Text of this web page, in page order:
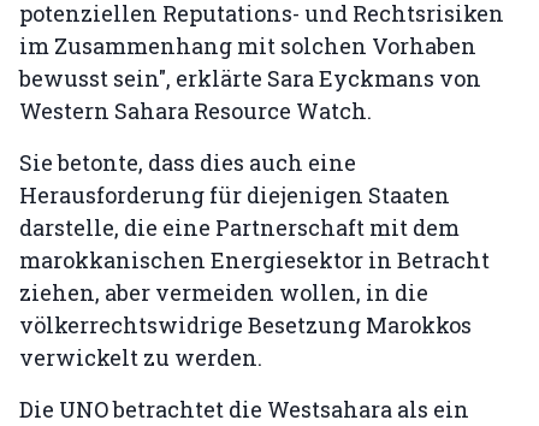
potenziellen Reputations- und Rechtsrisiken
im Zusammenhang mit solchen Vorhaben
bewusst sein", erklärte Sara Eyckmans von
Western Sahara Resource Watch.
Sie betonte, dass dies auch eine
Herausforderung für diejenigen Staaten
darstelle, die eine Partnerschaft mit dem
marokkanischen Energiesektor in Betracht
ziehen, aber vermeiden wollen, in die
völkerrechtswidrige Besetzung Marokkos
verwickelt zu werden.
Die UNO betrachtet die Westsahara als ein